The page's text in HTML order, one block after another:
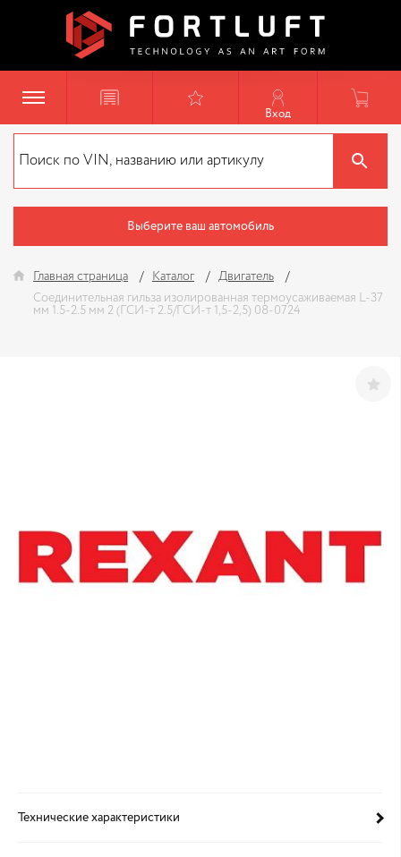
Вход
Выберите ваш автомобиль
Главная страница Каталог
Двигатель
Соединительная гильза изолированная термоусаживаемая L-37
мм 1.5-2.5 мм 2 (ГСИ-т 2.5/ГСИ-т 1,5-2,5) 08-0724
Технические характеристики